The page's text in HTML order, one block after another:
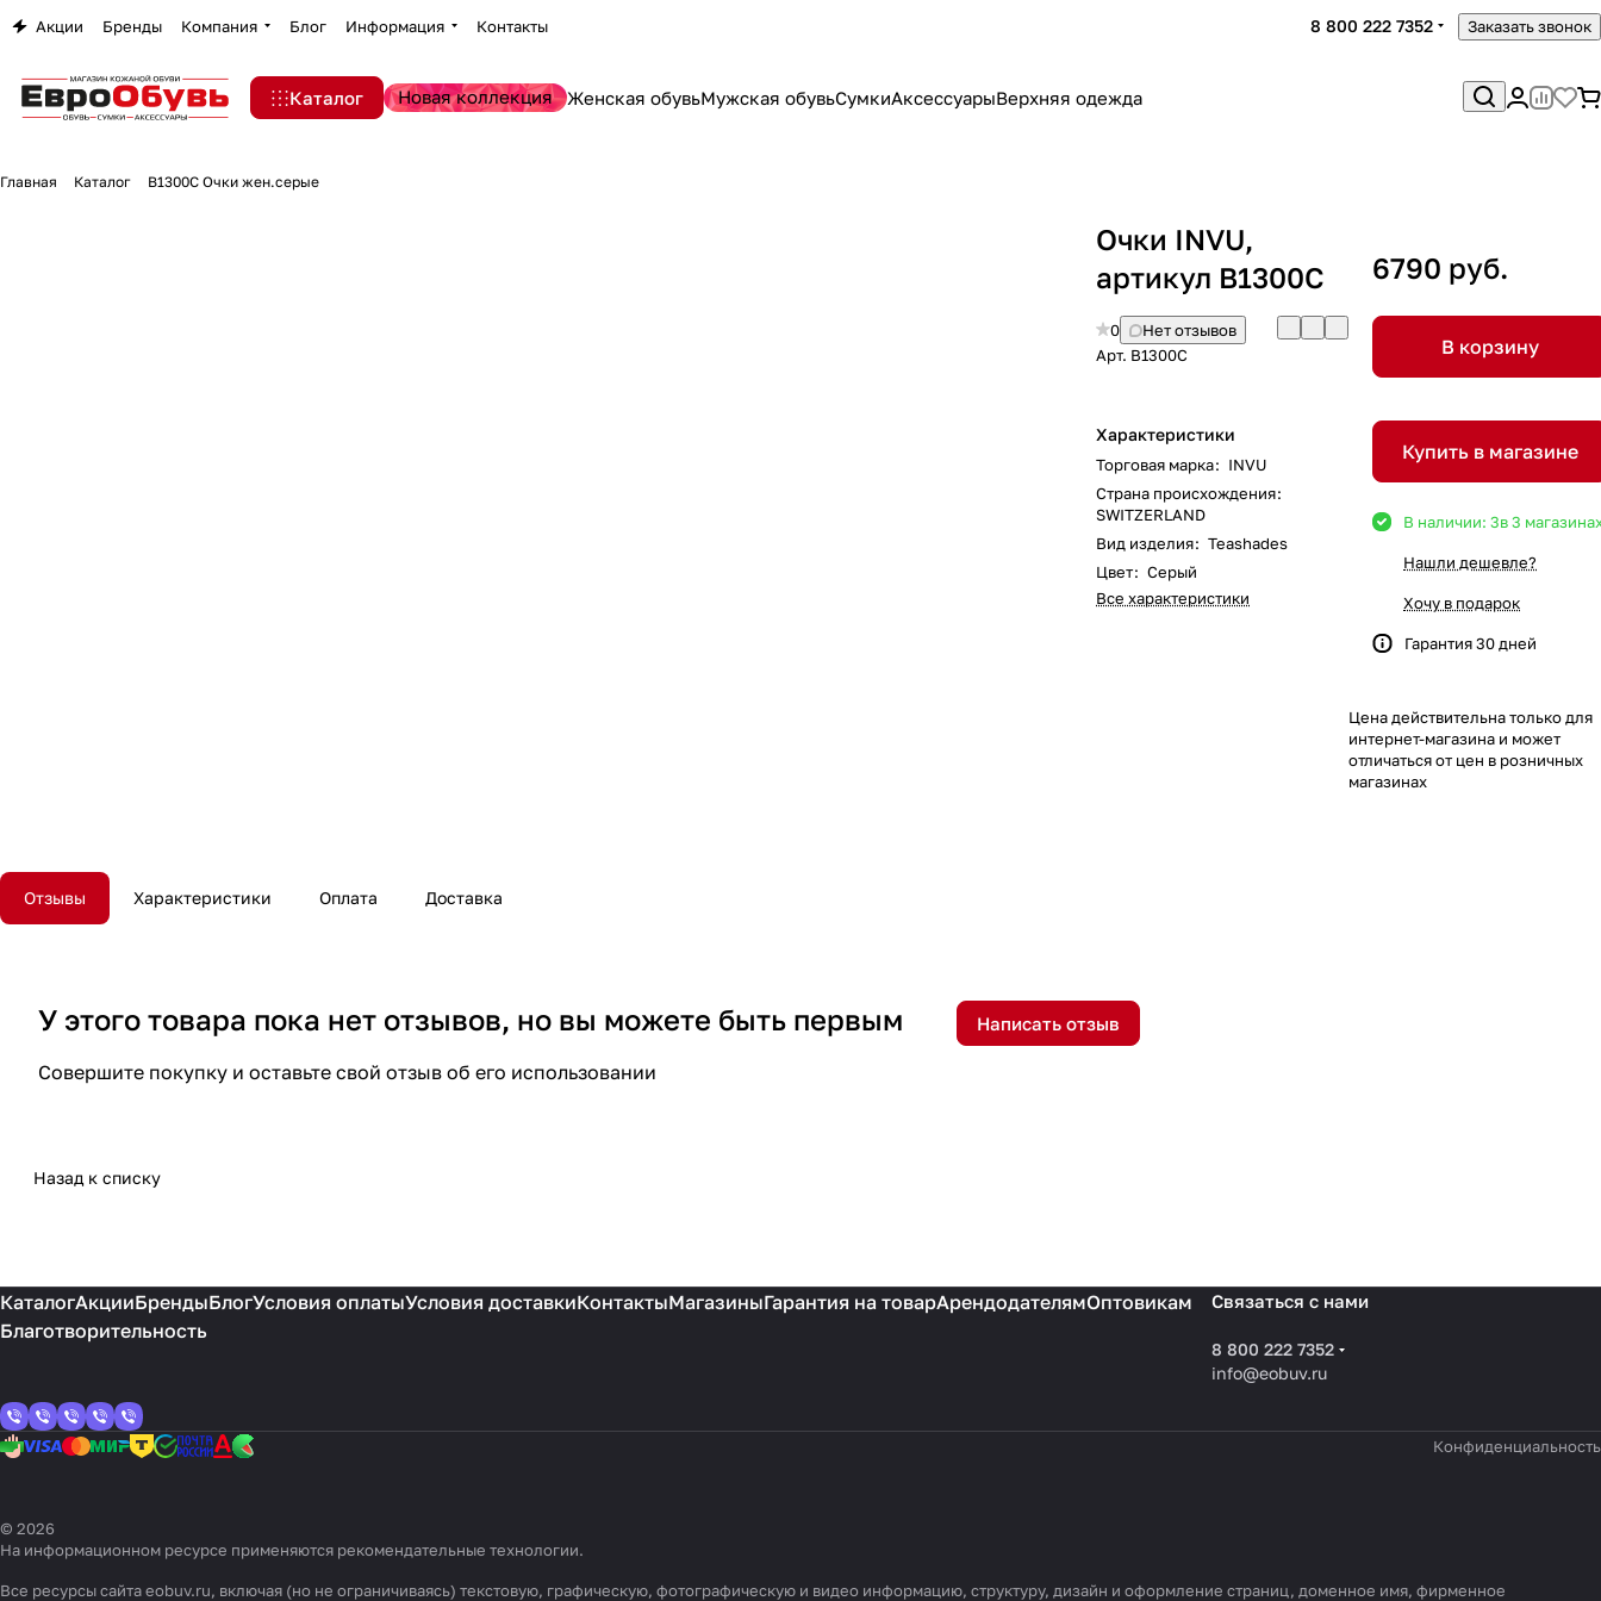
Акции Бренды Компания Блог Информация Контакты 8 800 222 7352 Заказать звонок
Каталог Новая коллекция Женская обувьМужская обувьСумкиАксессуарыВерхняя одежда
Главная Каталог B1300C Очки жен.серые
Очки INVU,
артикул B1300C
0
Нет отзывов
Арт. B1300C
Характеристики
Торговая марка: INVU
Страна происхождения:
SWITZERLAND
Вид изделия: Teashades
Цвет: Серый
Все характеристики
6790 руб.
В корзину
Купить в магазине
В наличии: 3в 3
Нашли дешевле?
Хочу в подарок
Гарантия 30 дней
Цена действительна только для
интернет-магазина и может
отличаться от цен в розничных
магазинах
Отзывы Характеристики Оплата Доставка
У этого товара пока нет отзывов, но вы можете быть первым
Совершите покупку и оставьте свой отзыв об его использовании
Написать отзыв
Назад к списку
КаталогАкцииБрендыБлогУсловия оплатыУсловия доставкиКонтактыМагазиныГарантия на товарАрендодателямОптовикам
Благотворительность
Связаться с нами
8 800 222 7352
info@eobuv.ru
Конфиденциальность
© 2026
На информационном ресурсе применяются рекомендательные технологии.
Все ресурсы сайта eobuv.ru, включая (но не ограничиваясь) текстовую, графическую, фотографическую и видео информацию, структуру, дизайн и оформление страниц, доменное имя, фирменное